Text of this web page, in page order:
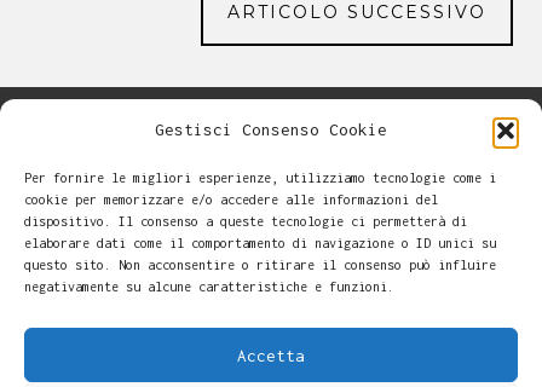
Gestisci Consenso Cookie
Per fornire le migliori esperienze, utilizziamo tecnologie come i
cookie per memorizzare e/o accedere alle informazioni del
dispositivo. Il consenso a queste tecnologie ci permetterà di
elaborare dati come il comportamento di navigazione o ID unici su
questo sito. Non acconsentire o ritirare il consenso può influire
negativamente su alcune caratteristiche e funzioni.
Accetta
ARTICOLO SUCCESSIVO